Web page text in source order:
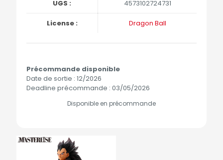
UGS : 4573102724731
License : Dragon Ball
Précommande disponible
Date de sortie : 12/2026
Deadline précommande : 03/05/2026
Disponible en précommande